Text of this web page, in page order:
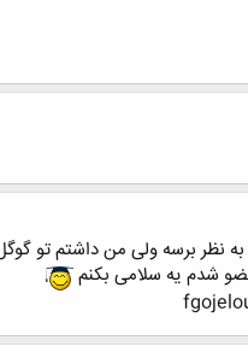
نظر برسه ولی من داشتم تو
شدم یه سلامی بکنم